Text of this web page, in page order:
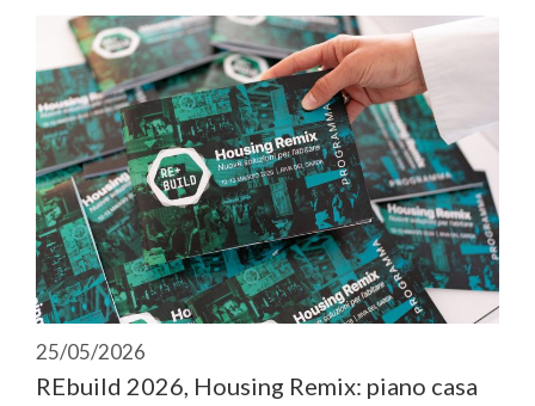
25/05/2026
REbuild 2026, Housing Remix: piano casa